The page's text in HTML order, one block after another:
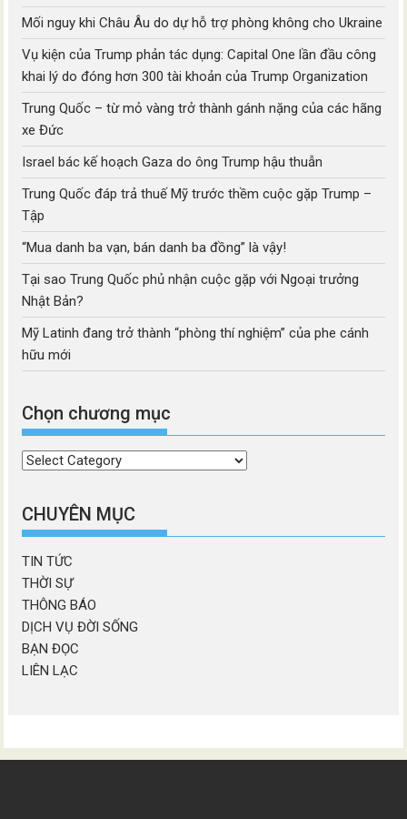
Mối nguy khi Châu Âu do dự hỗ trợ phòng không cho Ukraine
Vụ kiện của Trump phản tác dụng: Capital One lần đầu công
khai lý do đóng hơn 300 tài khoản của Trump Organization
Trung Quốc – từ mỏ vàng trở thành gánh nặng của các hãng
xe Đức
Israel bác kế hoạch Gaza do ông Trump hậu thuẫn
Trung Quốc đáp trả thuế Mỹ trước thềm cuộc gặp Trump –
Tập
“Mua danh ba vạn, bán danh ba đồng” là vậy!
Tại sao Trung Quốc phủ nhận cuộc gặp với Ngoại trưởng
Nhật Bản?
Mỹ Latinh đang trở thành “phòng thí nghiệm” của phe cánh
hữu mới
Chọn chương mục
Chọn
mục
CHUYÊN MỤC
TIN TỨC
THỜI SỰ
THÔNG BÁO
DỊCH VỤ ĐỜI SỐNG
BẠN ĐỌC
LIÊN LẠC